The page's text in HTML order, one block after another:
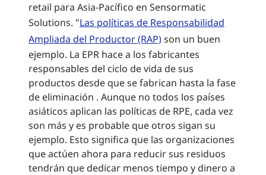
retail para Asia-Pacífico en Sensormatic
Solutions. "Las políticas de Responsabilidad
Ampliada del Productor (RAP)son un buen
ejemplo. La EPR hace a los fabricantes
responsables del ciclo de vida de sus
productos desde que se fabrican hasta la fase
de eliminación . Aunque no todos los países
asiáticos aplican las políticas de RPE, cada vez
son más y es probable que otros sigan su
ejemplo. Esto significa que las organizaciones
que actúen ahora para reducir sus residuos
tendrán que dedicar menos tiempo y dinero a